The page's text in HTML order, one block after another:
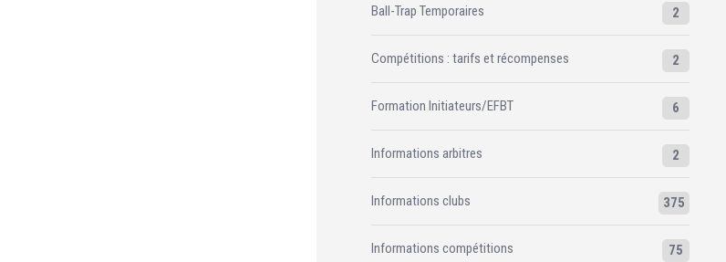
Ball-Trap Temporaires 2
Compétitions : tarifs et récompenses 2
Formation Initiateurs/EFBT 6
Informations arbitres 2
Informations clubs 375
Informations compétitions 75